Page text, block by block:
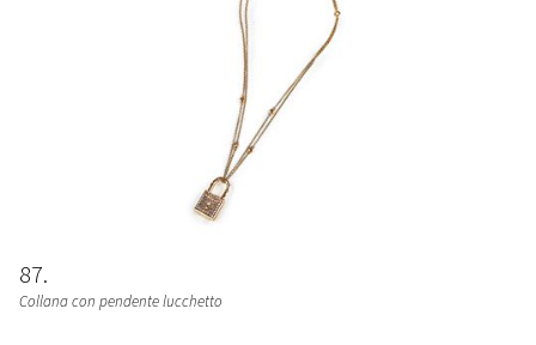
87
Collana con pendente lucchetto